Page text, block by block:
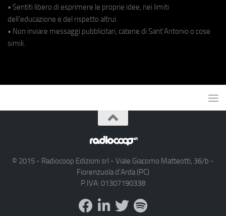
• Sentiti libero di esprimere le proprie idee, nei limiti
dell'educazione e del rispetto altrui.
• Non inviare messaggi pubblicitari, catene di Sant'Antonio o cose
simili.
© 2015 - Radiocoop Edizioni srl - Viale Giacomo Matteotti, 36/b -
Fiorenzuola d'Arda (PC)
P.IVA: 01307190338